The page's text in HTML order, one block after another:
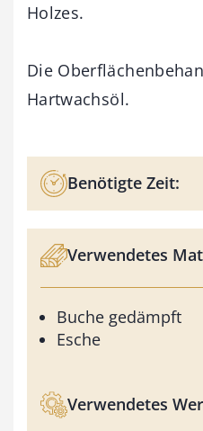
Holzes.
Die
Hartwachsöl.
Benötigte Zeit:
Verwendetes
Buche gedämpft
Esche
Verwendetes